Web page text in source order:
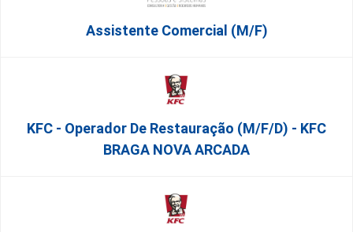
Assistente Comercial (m/f)
KFC - Operador De Restauração (m/f/d) - KFC
BRAGA NOVA ARCADA